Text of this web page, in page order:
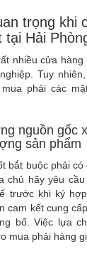
trọng khi
tại Hải
nhiều cửa hàng
Tuy
phải các
nguồn gốc
sản phẩm
bắt buộc phải
chủ hãy yêu
trước khi ký
cam kết cung
bố. Việc lựa
mua phải hàng